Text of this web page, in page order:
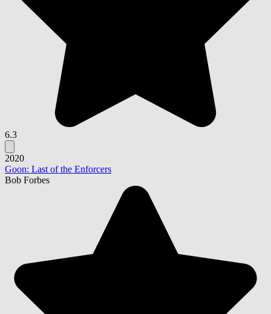
6.3
2020
Goon: Last of the Enforcers
Bob Forbes